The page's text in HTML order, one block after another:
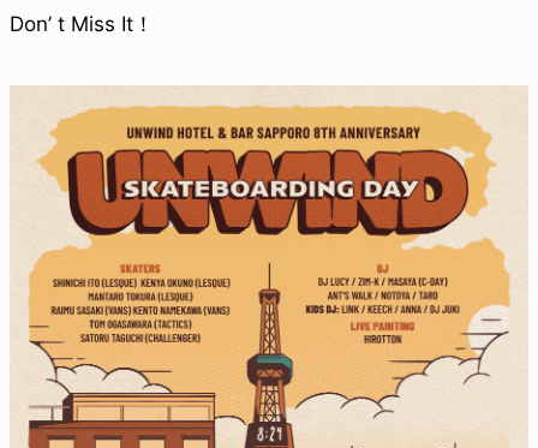
Don’ t Miss It！